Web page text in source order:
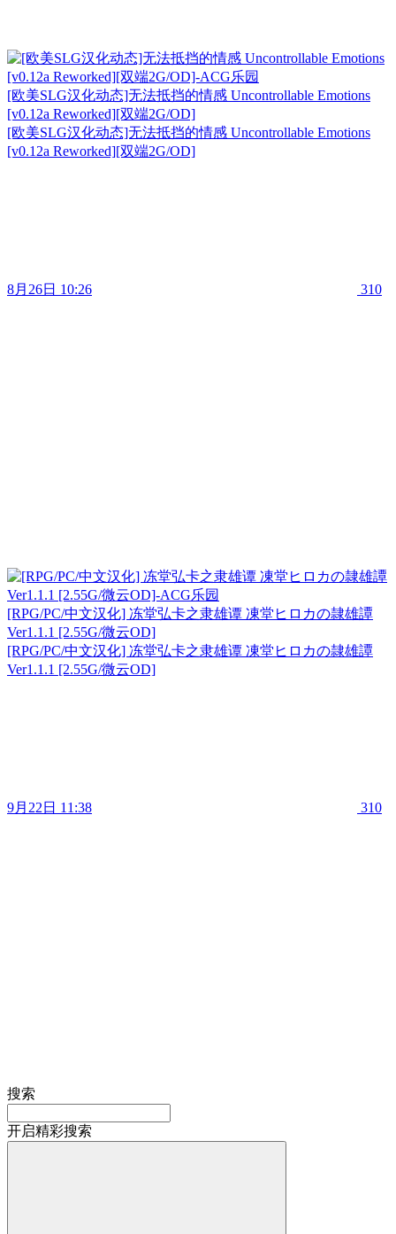
[欧美SLG汉化动态]无法抵挡的情感 Uncontrollable Emotions
[v0.12a Reworked][双端2G/OD]
[欧美SLG汉化动态]无法抵挡的情感 Uncontrollable Emotions
[v0.12a Reworked][双端2G/OD]
8月26日 10:26 310
[RPG/PC/中文汉化] 冻堂弘卡之隶雄谭 凍堂ヒロカの隷雄譚
Ver1.1.1 [2.55G/微云OD]
[RPG/PC/中文汉化] 冻堂弘卡之隶雄谭 凍堂ヒロカの隷雄譚
Ver1.1.1 [2.55G/微云OD]
9月22日 11:38 310
搜索
开启精彩搜索